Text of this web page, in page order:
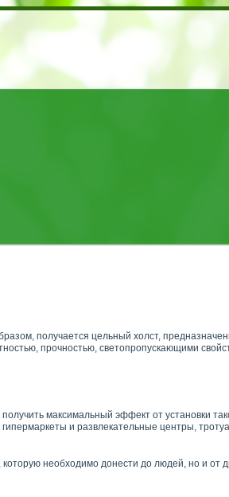
получается цельный холст,
прочностью, светопропускающими
максимальный эффект от установки
и развлекательные центры,
необходимо донести до людей, но и от